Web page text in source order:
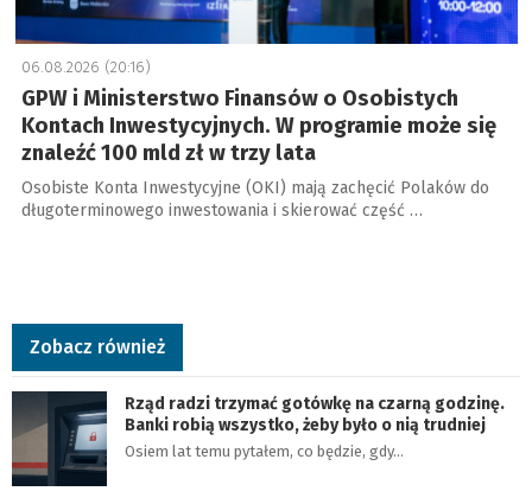
06.08.2026 (20:16)
GPW i Ministerstwo Finansów o Osobistych
Kontach Inwestycyjnych. W programie może się
znaleźć 100 mld zł w trzy lata
Osobiste Konta Inwestycyjne (OKI) mają zachęcić Polaków do
długoterminowego inwestowania i skierować część …
Zobacz również
Rząd radzi trzymać gotówkę na czarną godzinę.
Banki robią wszystko, żeby było o nią trudniej
Osiem lat temu pytałem, co będzie, gdy…